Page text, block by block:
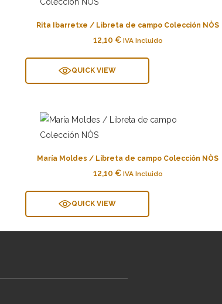
Rita Ibarretxe / Libreta de campo Colección NÒS
12,10 € IVA Incluido
QUICK VIEW
María Moldes / Libreta de campo Colección NÒS
12,10 € IVA Incluido
QUICK VIEW